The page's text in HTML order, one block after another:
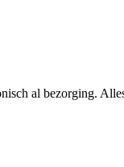
al bezorging.